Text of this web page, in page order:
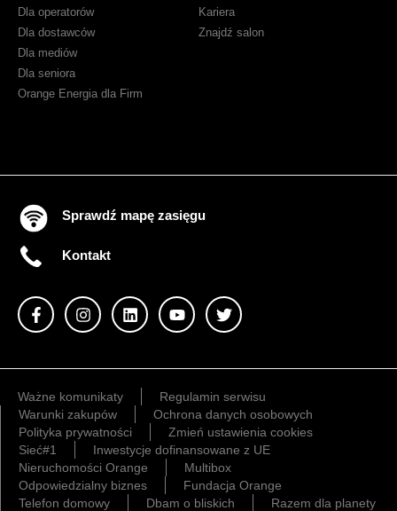
Dla operatorów
Dla dostawców
Dla mediów
Dla seniora
Orange Energia dla Firm
Kariera
Znajdź salon
Sprawdź mapę zasięgu
Kontakt
Ważne komunikaty
Regulamin serwisu
Warunki zakupów
Ochrona danych osobowych
Polityka prywatności
Zmień ustawienia cookies
Sieć#1
Inwestycje dofinansowane z UE
Nieruchomości Orange
Multibox
Odpowiedzialny biznes
Fundacja Orange
Telefon domowy
Dbam o bliskich
Razem dla planety